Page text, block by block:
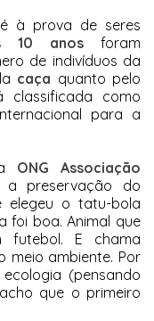
à prova de seres
10 anos foram
de indivíduos da
caça quanto pelo
classificada como
para a
ONG Associação
preservação do
elegeu o tatu-bola
foi boa. Animal que
futebol. E chama
meio ambiente. Por
(pensando
que o primeiro